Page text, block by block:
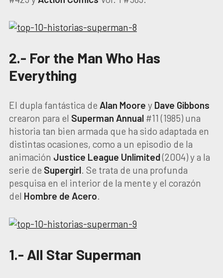
2.- For the Man Who Has
Everything
El dupla fantástica de Alan Moore y Dave Gibbons
crearon para el Superman Annual#11 (1985) una
historia tan bien armada que ha sido adaptada en
distintas ocasiones, como a un episodio de la
animación Justice League Unlimited(2004) y a la
serie de Supergirl. Se trata de una profunda
pesquisa en el interior de la mente y el corazón
del Hombre de Acero.
1.- All Star Superman